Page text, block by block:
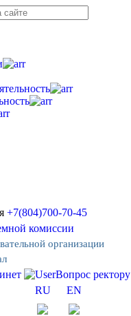
+7(804)700-70-45
комиссии
организации
Вопрос ректору
RU
EN